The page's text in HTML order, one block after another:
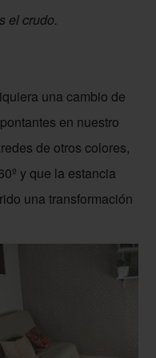
el crudo.
una cambio de
en nuestro
de otros colores,
y que la estancia
una transformación